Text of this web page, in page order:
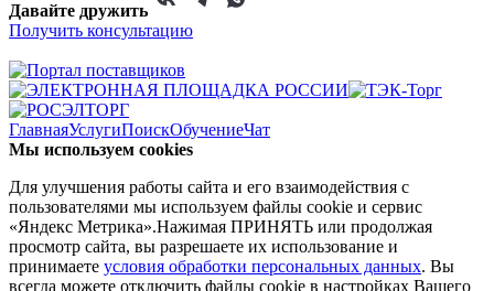
Давайте дружить
Получить консультацию
ГлавнаяУслугиПоискОбучениеЧат
Мы используем cookies
Для улучшения работы сайта и его взаимодействия с
пользователями мы используем файлы cookie и сервис
«Яндекс Метрика».Нажимая ПРИНЯТЬ или продолжая
просмотр сайта, вы разрешаете их использование и
принимаете условия обработки персональных данных. Вы
всегда можете отключить файлы cookie в настройках Вашего